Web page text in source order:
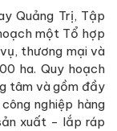
Quảng Trị, Tập
một Tổ hợp
thương mại và
ha. Quy hoạch
tâm và gồm đầy
nghiệp hàng
xuất - lắp ráp